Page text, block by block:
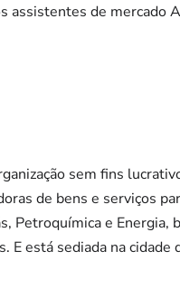
assistentes de mercado
sem fins
de bens e serviços
Petroquímica e
E está sediada na